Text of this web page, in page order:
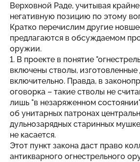
Верховной Раде, учитывая
негативную позицию по этому
Кратко перечислим другие
предлагаются в обсуждаемом
оружии.
1. В проекте в понятие
включены стволы, изготовленные
включительно. Правда, в
оговорка – такие стволы не
лишь "в незаряженном
об унитарных патронах
дульнозарядных старинных
не касается.
Этот пункт закона даст право
антикварного огнестрельного